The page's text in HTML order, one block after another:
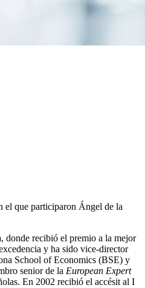
el que participaron Ángel de la
donde recibió el premio a la mejor
y ha sido vice-director
School of Economics (BSE) y
senior de la European Expert
En 2002 recibió el accésit al I